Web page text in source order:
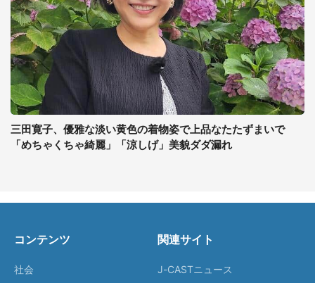
三田寛子、優雅な淡い黄色の着物姿で上品なたたずまいで
「めちゃくちゃ綺麗」「涼しげ」美貌ダダ漏れ
コンテンツ
社会
関連サイト
J-CASTニュース